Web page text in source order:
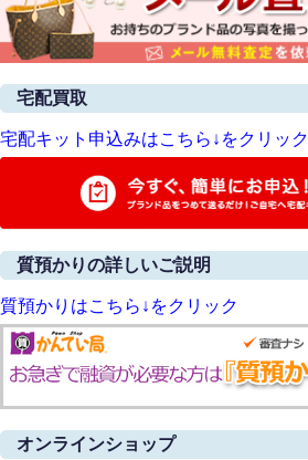
宅配買取
宅配キット申込みはこちら↓をクリック
質預かりの詳しいご説明
質預かりはこちら↓をクリック
オンラインショップ